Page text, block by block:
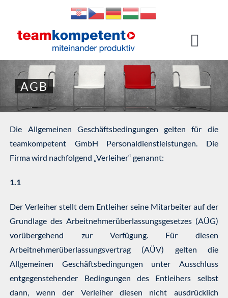
springen
Jobs finden
Über uns
Für Bewerber
AGB
Die Allgemeinen Geschäftsbedingungen gelten für die
teamkompetent GmbH Personaldienstleistungen. Die
Firma wird nachfolgend „Verleiher“ genannt:
1.1
Der Verleiher stellt dem Entleiher seine Mitarbeiter auf der
Grundlage des Arbeitnehmerüberlassungsgesetzes (AÜG)
vorübergehend zur Verfügung. Für diesen
Arbeitnehmerüberlassungsvertrag (AÜV) gelten die
Allgemeinen Geschäftsbedingungen unter Ausschluss
entgegenstehender Bedingungen des Entleihers selbst
dann, wenn der Verleiher diesen nicht ausdrücklich